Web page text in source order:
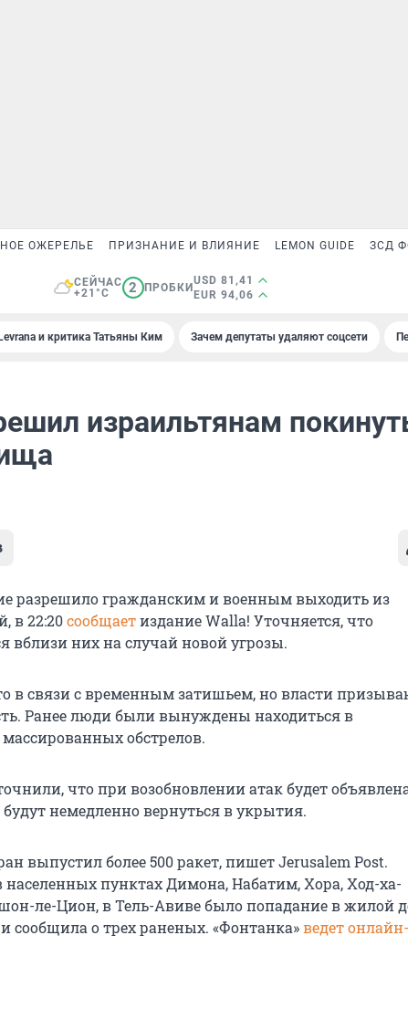
ОЖЕРЕЛЬЕ ПРИЗНАНИЕ И ВЛИЯНИЕ LEMON GUIDE ЗСД
СЕЙЧАС
+21°C
2 ПРОБКИ
USD 81,41
EUR 94,06
и критика Татьяны Ким Зачем депутаты удаляют соцсети
израильтянам
разрешило гражданским и военным выходить из
в 22:20сообщаетиздание Walla! Уточняется, что
вблизи них на случай новой угрозы.
в связи с временным затишьем, но власти
Ранее люди были вынуждены находиться в
обстрелов.
что при возобновлении атак будет
немедленно вернуться в укрытия.
выпустил более 500 ракет, пишет Jerusalem Post.
пунктах Димона, Набатим, Хора, Ход-ха-
ле-Цион, в Тель-Авиве было попадание в жилой
сообщила о трех раненых. «Фонтанка»ведет онлайн-